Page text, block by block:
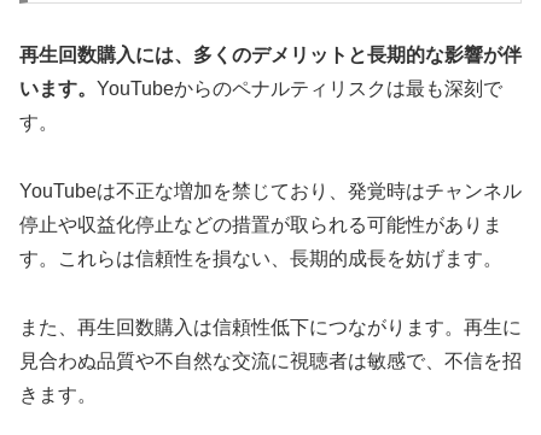
再生回数購入には、多くのデメリットと長期的な影響が伴
います。 YouTubeからのペナルティリスクは最も深刻で
す。
YouTubeは不正な増加を禁じており、発覚時はチャンネル
停止や収益化停止などの措置が取られる可能性がありま
す。これらは信頼性を損ない、長期的成長を妨げます。
また、再生回数購入は信頼性低下につながります。再生に
見合わぬ品質や不自然な交流に視聴者は敏感で、不信を招
きます。